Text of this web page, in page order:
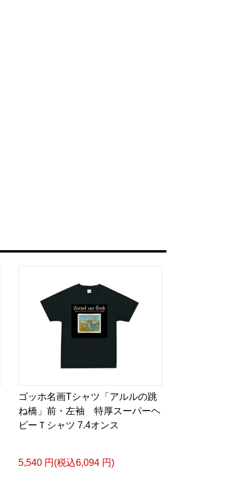
ゴッホ名画Tシャツ「アルルの跳
ね橋」前・左袖 特厚スーパーヘ
ビーＴシャツ 7.4オンス
5,540 円(税込6,094 円)